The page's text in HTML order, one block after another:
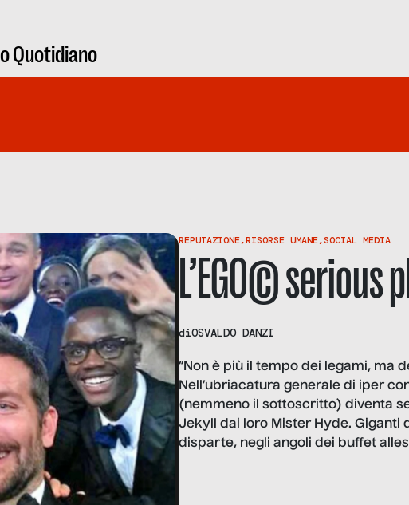
Quotidiano
REPUTAZIONE,RISORSE UMANE,SOCIAL MEDIA
L’EGO©
diOSVALDO DANZI
“Non è più il tempo dei legami, ma
Nell’ubriacatura generale di iper
(nemmeno il sottoscritto) diventa
Jekyll dai loro Mister Hyde. Giganti
disparte, negli angoli dei buffet